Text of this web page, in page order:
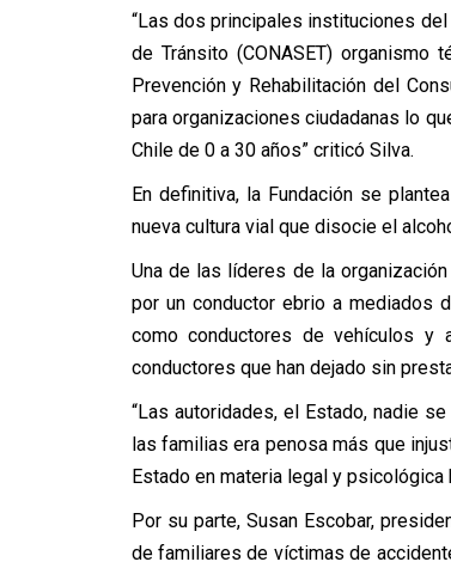
“Las dos principales instituciones
de Tránsito (CONASET)
Prevención y Rehabilitación del
para organizaciones ciudadanas lo
Chile de 0 a 30 años” criticó Silva.
En definitiva, la Fundación se
nueva cultura vial que disocie el
Una de las líderes de la
por un conductor ebrio a
como conductores de vehículos y
conductores que han dejado sin
“Las autoridades, el Estado, nadie
las familias era penosa más que
Estado en materia legal y
Por su parte, Susan Escobar,
de familiares de víctimas de